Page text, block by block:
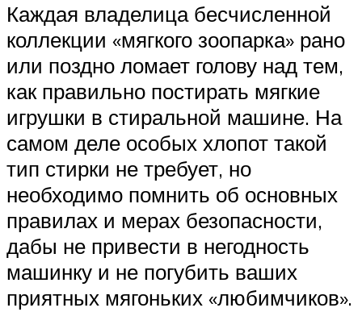
Каждая владелица бесчисленной
коллекции «мягкого зоопарка» рано
или поздно ломает голову над тем,
как правильно постирать мягкие
игрушки в стиральной машине. На
самом деле особых хлопот такой
тип стирки не требует, но
необходимо помнить об основных
правилах и мерах безопасности,
дабы не привести в негодность
машинку и не погубить ваших
приятных мягоньких «любимчиков».